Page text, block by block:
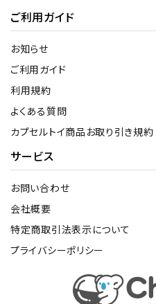
ご利用ガイド
お知らせ
ご利用ガイド
利用規約
よくある質問
カプセルトイ商品お取り引き規約
サービス
お問い合わせ
会社概要
特定商取引法表示について
プライバシーポリシー